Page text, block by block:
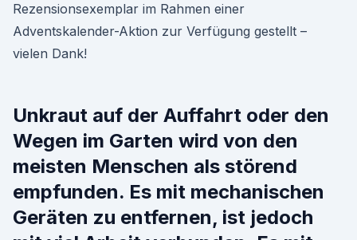
Rezensionsexemplar im Rahmen einer
Adventskalender-Aktion zur Verfügung gestellt –
vielen Dank!
Unkraut auf der Auffahrt oder den
Wegen im Garten wird von den
meisten Menschen als störend
empfunden. Es mit mechanischen
Geräten zu entfernen, ist jedoch